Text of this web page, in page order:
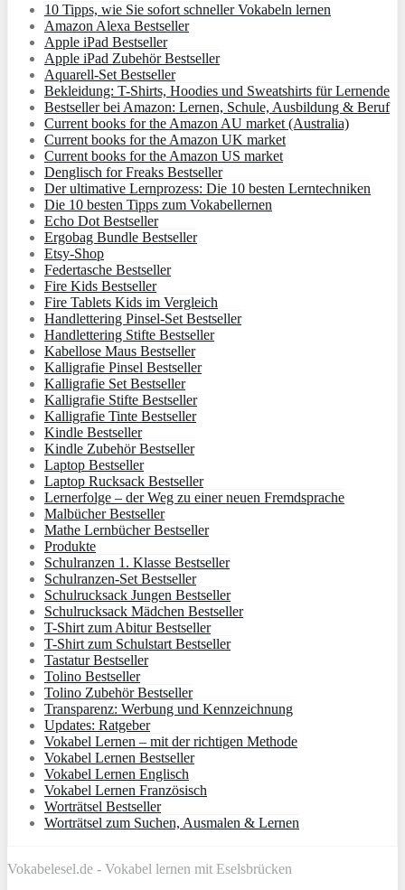
10 Tipps, wie Sie sofort schneller Vokabeln lernen
Amazon Alexa Bestseller
Apple iPad Bestseller
Apple iPad Zubehör Bestseller
Aquarell-Set Bestseller
Bekleidung: T-Shirts, Hoodies und Sweatshirts für Lernende
Bestseller bei Amazon: Lernen, Schule, Ausbildung & Beruf
Current books for the Amazon AU market (Australia)
Current books for the Amazon UK market
Current books for the Amazon US market
Denglisch for Freaks Bestseller
Der ultimative Lernprozess: Die 10 besten Lerntechniken
Die 10 besten Tipps zum Vokabellernen
Echo Dot Bestseller
Ergobag Bundle Bestseller
Etsy-Shop
Federtasche Bestseller
Fire Kids Bestseller
Fire Tablets Kids im Vergleich
Handlettering Pinsel-Set Bestseller
Handlettering Stifte Bestseller
Kabellose Maus Bestseller
Kalligrafie Pinsel Bestseller
Kalligrafie Set Bestseller
Kalligrafie Stifte Bestseller
Kalligrafie Tinte Bestseller
Kindle Bestseller
Kindle Zubehör Bestseller
Laptop Bestseller
Laptop Rucksack Bestseller
Lernerfolge – der Weg zu einer neuen Fremdsprache
Malbücher Bestseller
Mathe Lernbücher Bestseller
Produkte
Schulranzen 1. Klasse Bestseller
Schulranzen-Set Bestseller
Schulrucksack Jungen Bestseller
Schulrucksack Mädchen Bestseller
T-Shirt zum Abitur Bestseller
T-Shirt zum Schulstart Bestseller
Tastatur Bestseller
Tolino Bestseller
Tolino Zubehör Bestseller
Transparenz: Werbung und Kennzeichnung
Updates: Ratgeber
Vokabel Lernen – mit der richtigen Methode
Vokabel Lernen Bestseller
Vokabel Lernen Englisch
Vokabel Lernen Französisch
Worträtsel Bestseller
Worträtsel zum Suchen, Ausmalen & Lernen
Vokabelesel.de - Vokabel lernen mit Eselsbrücken